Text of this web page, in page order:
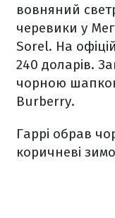
вовняний
черевики у
Sorel. На
240 доларів.
чорною
Burberry.
Гаррі обрав
коричневі